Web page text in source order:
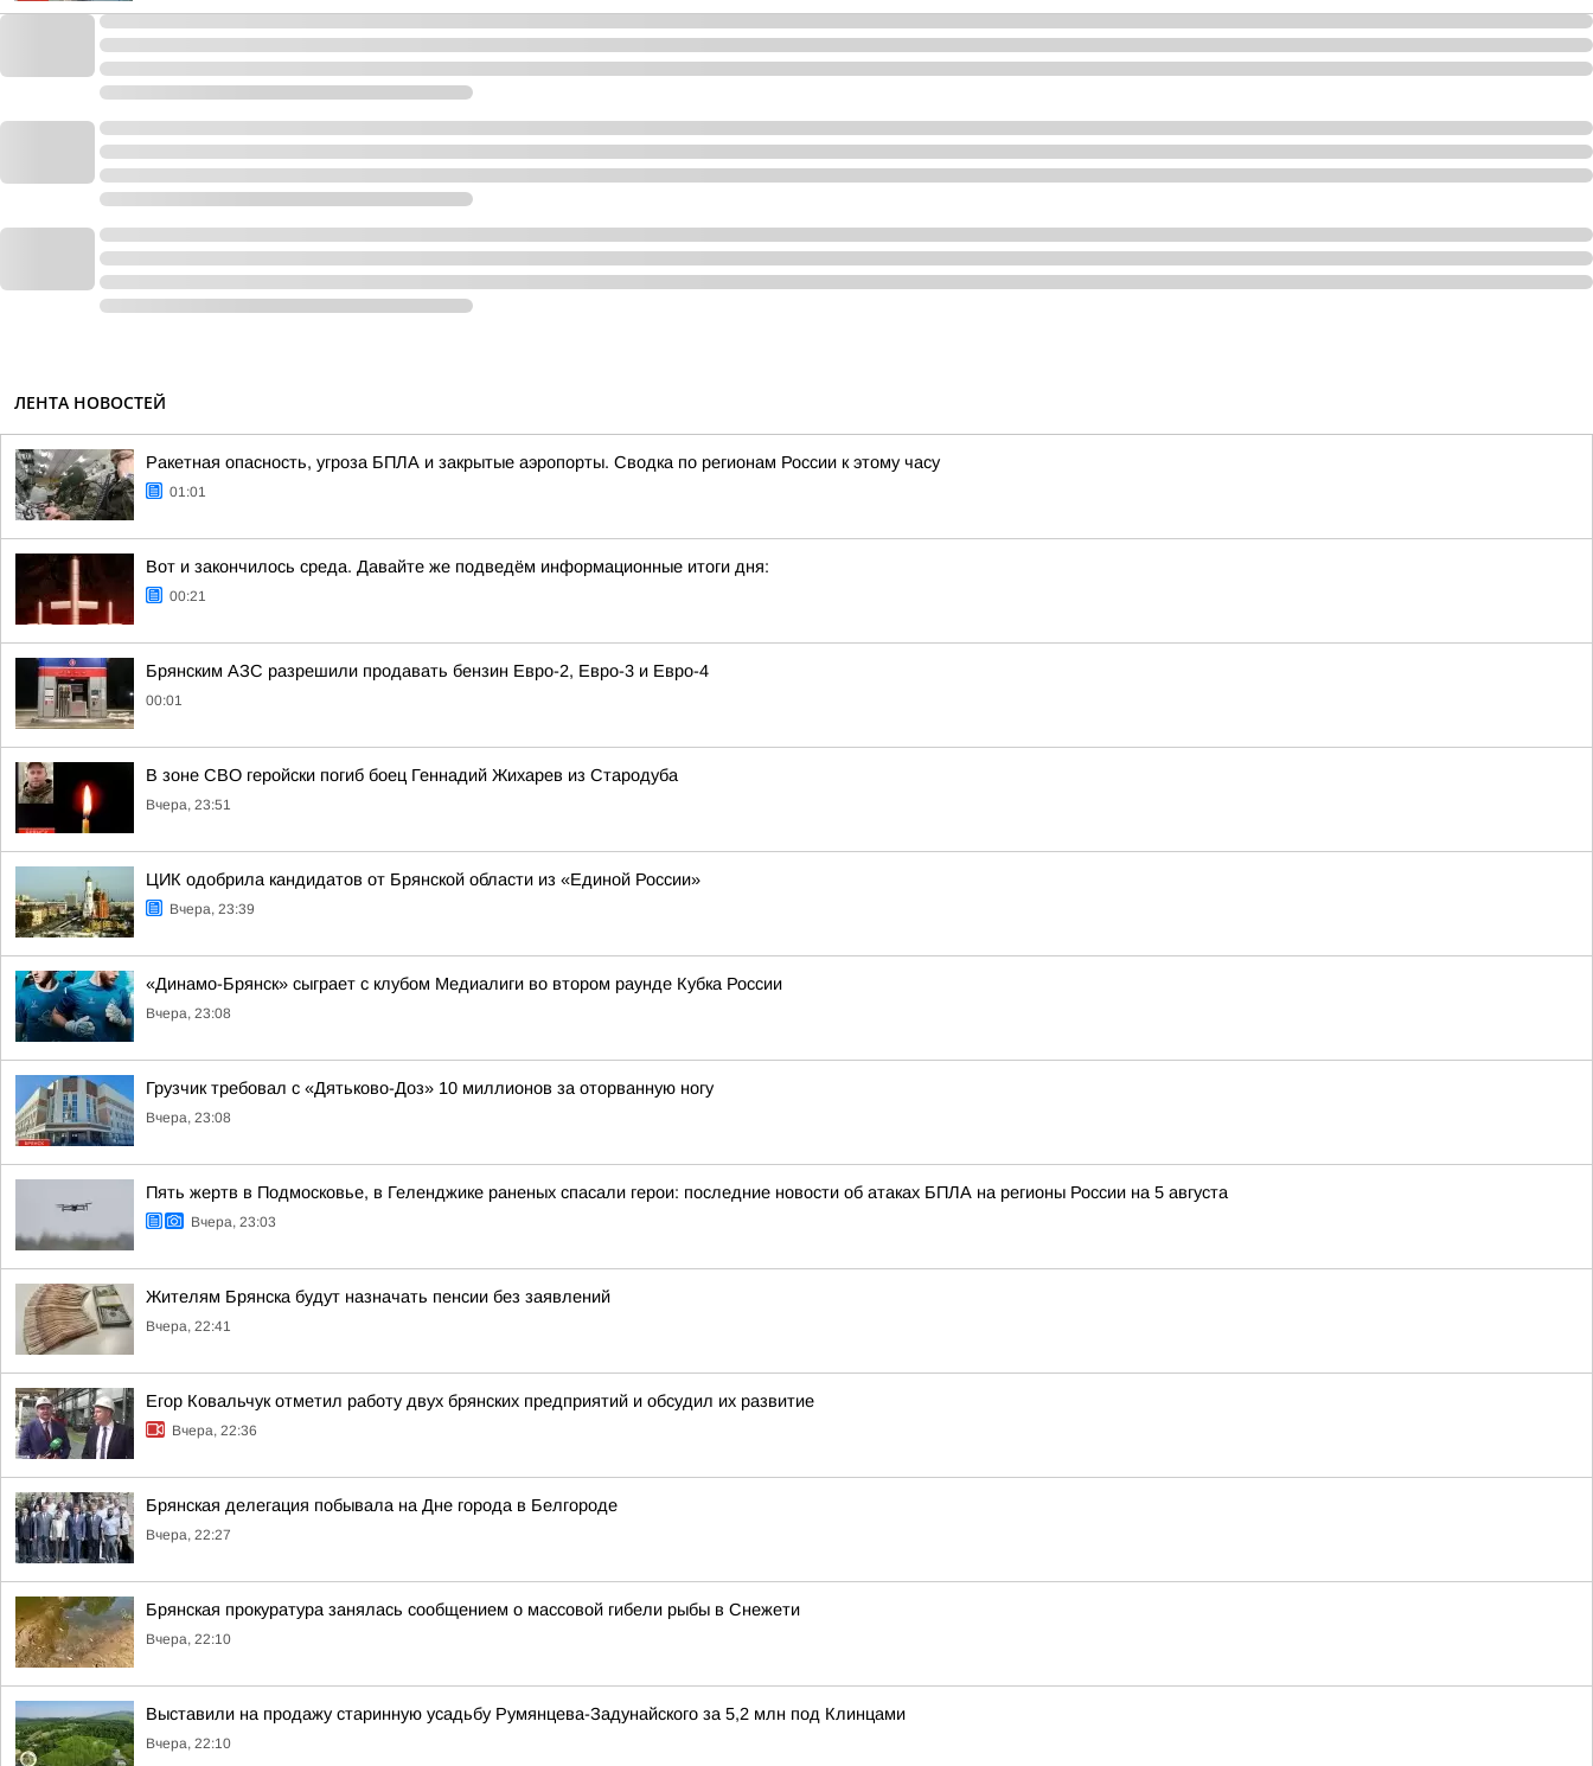
ЛЕНТА НОВОСТЕЙ
Ракетная опасность, угроза БПЛА и закрытые аэропорты. Сводка по регионам России к этому часу
01:01
Вот и закончилось среда. Давайте же подведём информационные итоги дня:
00:21
Брянским АЗС разрешили продавать бензин Евро-2, Евро-3 и Евро-4
00:01
В зоне СВО геройски погиб боец Геннадий Жихарев из Стародуба
Вчера, 23:51
ЦИК одобрила кандидатов от Брянской области из «Единой России»
Вчера, 23:39
«Динамо-Брянск» сыграет с клубом Медиалиги во втором раунде Кубка России
Вчера, 23:08
Грузчик требовал с «Дятьково-Доз» 10 миллионов за оторванную ногу
Вчера, 23:08
Пять жертв в Подмосковье, в Геленджике раненых спасали герои: последние новости об атаках БПЛА на регионы России на 5 августа
Вчера, 23:03
Жителям Брянска будут назначать пенсии без заявлений
Вчера, 22:41
Егор Ковальчук отметил работу двух брянских предприятий и обсудил их развитие
Вчера, 22:36
Брянская делегация побывала на Дне города в Белгороде
Вчера, 22:27
Брянская прокуратура занялась сообщением о массовой гибели рыбы в Снежети
Вчера, 22:10
Выставили на продажу старинную усадьбу Румянцева-Задунайского за 5,2 млн под Клинцами
Вчера, 22:10